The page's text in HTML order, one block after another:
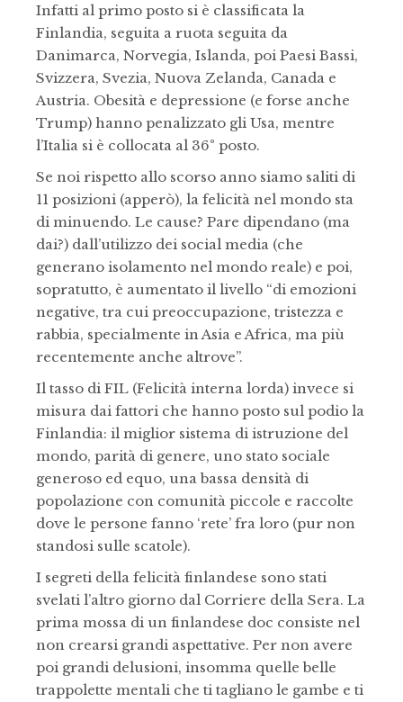
Infatti al primo posto si è classificata la
Finlandia, seguita a ruota seguita da
Danimarca, Norvegia, Islanda, poi Paesi Bassi,
Svizzera, Svezia, Nuova Zelanda, Canada e
Austria. Obesità e depressione (e forse anche
Trump) hanno penalizzato gli Usa, mentre
l’Italia si è collocata al 36° posto.
Se noi rispetto allo scorso anno siamo saliti di
11 posizioni (apperò), la felicità nel mondo sta
di minuendo. Le cause? Pare dipendano (ma
dai?) dall’utilizzo dei social media (che
generano isolamento nel mondo reale) e poi,
sopratutto, è aumentato il livello “di emozioni
negative, tra cui preoccupazione, tristezza e
rabbia, specialmente in Asia e Africa, ma più
recentemente anche altrove”.
Il tasso di FIL (Felicità interna lorda) invece si
misura dai fattori che hanno posto sul podio la
Finlandia: il miglior sistema di istruzione del
mondo, parità di genere, uno stato sociale
generoso ed equo, una bassa densità di
popolazione con comunità piccole e raccolte
dove le persone fanno ‘rete’ fra loro (pur non
standosi sulle scatole).
I segreti della felicità finlandese sono stati
svelati l’altro giorno dal Corriere della Sera. La
prima mossa di un finlandese doc consiste nel
non crearsi grandi aspettative. Per non avere
poi grandi delusioni, insomma quelle belle
trappolette mentali che ti tagliano le gambe e ti